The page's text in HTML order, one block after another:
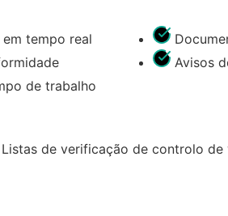
tempo real
de trabalho
Avisos
de verificação de controlo